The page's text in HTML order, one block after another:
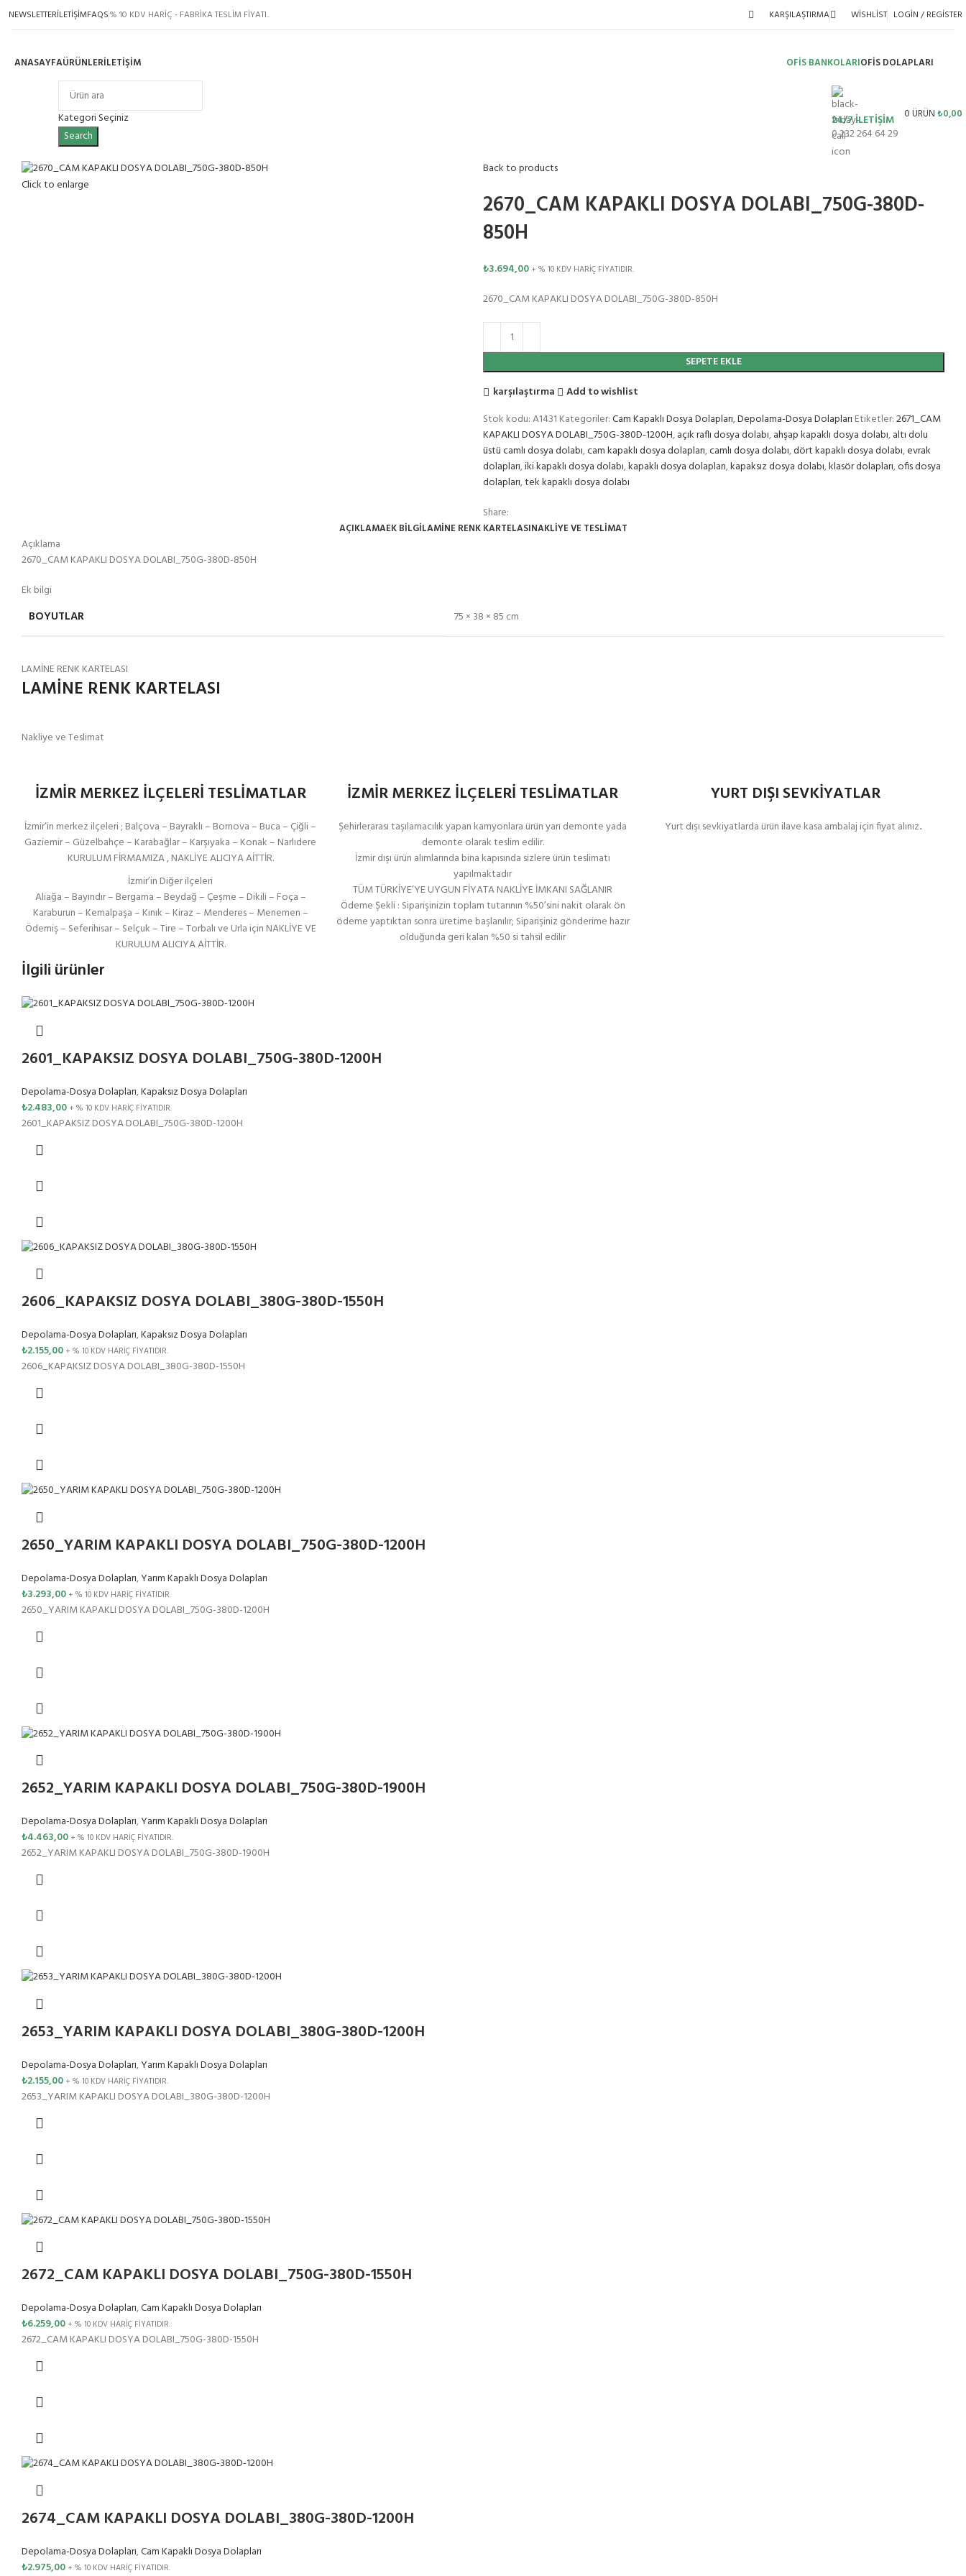
NEWSLETTERİLETİŞİMFAQS% 10 KDV HARİÇ - FABRİKA TESLİM FİYATI.. KARŞILAŞTIRMA WISHLIST LOGIN / REGISTER
ANASAYFAÜRÜNLERİLETIŞIM OFİS BANKOLARIOFIS DOLAPLARI
Kategori Seçiniz
Search
24/7 İLETİŞİM
0 232 264 64 29
0ÜRÜN₺0,00
Click to enlarge
Back to products
2670_CAM KAPAKLI DOSYA DOLABI_750G-380D-
850H
₺3.694,00 + % 10 KDV HARİÇ FİYATIDIR.
2670_CAM KAPAKLI DOSYA DOLABI_750G-380D-850H
SEPETE EKLE
karşılaştırma
Add to wishlist
Stok kodu:A1431 Kategoriler:Cam Kapaklı Dosya Dolapları,Depolama-Dosya Dolapları Etiketler:2671_CAM
KAPAKLI DOSYA DOLABI_750G-380D-1200H,açık raflı dosya dolabı,ahşap kapaklı dosya dolabı,altı dolu
üstü camlı dosya dolabı,cam kapaklı dosya dolapları,camlı dosya dolabı,dört kapaklı dosya dolabı,evrak
dolapları,iki kapaklı dosya dolabı,kapaklı dosya dolapları,kapaksız dosya dolabı,klasör dolapları,ofis dosya
dolapları,tek kapaklı dosya dolabı
Share:
AÇIKLAMAEK BILGILAMİNE RENK KARTELASINAKLIYE VE TESLIMAT
Açıklama
2670_CAM KAPAKLI DOSYA DOLABI_750G-380D-850H
Ek bilgi
BOYUTLAR 75 × 38 × 85 cm
LAMİNE RENK KARTELASI
LAMİNE RENK KARTELASI
Nakliye ve Teslimat
İZMİR MERKEZ İLÇELERİ TESLİMATLAR
İzmir’in merkez ilçeleri ; Balçova – Bayraklı – Bornova – Buca – Çiğli –
Gaziemir – Güzelbahçe – Karabağlar – Karşıyaka – Konak – Narlıdere
KURULUM FİRMAMIZA , NAKLİYE ALICIYA AİTTİR.
İzmir’in Diğer ilçeleri
Aliağa – Bayındır – Bergama – Beydağ – Çeşme – Dikili – Foça –
Karaburun – Kemalpaşa – Kınık – Kiraz – Menderes – Menemen –
Ödemiş – Seferihisar – Selçuk – Tire – Torbalı ve Urla için NAKLİYE VE
KURULUM ALICIYA AİTTİR.
İZMİR MERKEZ İLÇELERİ TESLİMATLAR
Şehirlerarası taşılamacılık yapan kamyonlara ürün yarı demonte yada
demonte olarak teslim edilir.
İzmir dışı ürün alımlarında bina kapısında sizlere ürün teslimatı
yapılmaktadır
TÜM TÜRKİYE’YE UYGUN FİYATA NAKLİYE İMKANI SAĞLANIR
Ödeme Şekli : Siparişinizin toplam tutarının %50’sini nakit olarak ön
ödeme yaptıktan sonra üretime başlanılır; Siparişiniz gönderime hazır
olduğunda geri kalan %50 si tahsil edilir
YURT DIŞI SEVKİYATLAR
Yurt dışı sevkiyatlarda ürün ilave kasa ambalaj için fiyat alınız..
İlgili ürünler
2601_KAPAKSIZ DOSYA DOLABI_750G-380D-1200H
Depolama-Dosya Dolapları,Kapaksız Dosya Dolapları
₺2.483,00 + % 10 KDV HARİÇ FİYATIDIR.
2601_KAPAKSIZ DOSYA DOLABI_750G-380D-1200H
2606_KAPAKSIZ DOSYA DOLABI_380G-380D-1550H
Depolama-Dosya Dolapları,Kapaksız Dosya Dolapları
₺2.155,00 + % 10 KDV HARİÇ FİYATIDIR.
2606_KAPAKSIZ DOSYA DOLABI_380G-380D-1550H
2650_YARIM KAPAKLI DOSYA DOLABI_750G-380D-1200H
Depolama-Dosya Dolapları,Yarım Kapaklı Dosya Dolapları
₺3.293,00 + % 10 KDV HARİÇ FİYATIDIR.
2650_YARIM KAPAKLI DOSYA DOLABI_750G-380D-1200H
2652_YARIM KAPAKLI DOSYA DOLABI_750G-380D-1900H
Depolama-Dosya Dolapları,Yarım Kapaklı Dosya Dolapları
₺4.463,00 + % 10 KDV HARİÇ FİYATIDIR.
2652_YARIM KAPAKLI DOSYA DOLABI_750G-380D-1900H
2653_YARIM KAPAKLI DOSYA DOLABI_380G-380D-1200H
Depolama-Dosya Dolapları,Yarım Kapaklı Dosya Dolapları
₺2.155,00 + % 10 KDV HARİÇ FİYATIDIR.
2653_YARIM KAPAKLI DOSYA DOLABI_380G-380D-1200H
2672_CAM KAPAKLI DOSYA DOLABI_750G-380D-1550H
Depolama-Dosya Dolapları,Cam Kapaklı Dosya Dolapları
₺6.259,00 + % 10 KDV HARİÇ FİYATIDIR.
2672_CAM KAPAKLI DOSYA DOLABI_750G-380D-1550H
2674_CAM KAPAKLI DOSYA DOLABI_380G-380D-1200H
Depolama-Dosya Dolapları,Cam Kapaklı Dosya Dolapları
₺2.975,00 + % 10 KDV HARİÇ FİYATIDIR.